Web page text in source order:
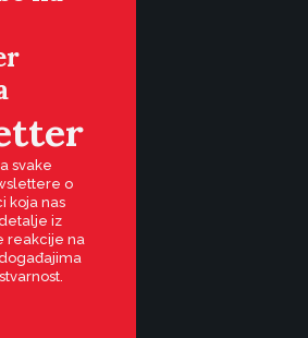
svake
o
koja nas
iz
reakcije na